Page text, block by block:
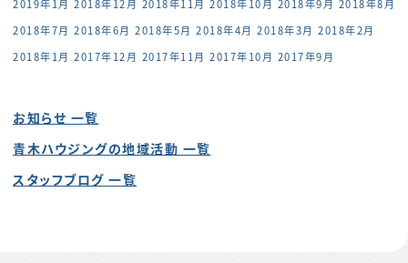
2019年1月 2018年12月 2018年11月 2018年10月 2018年9月 2018年8月
2018年7月 2018年6月 2018年5月 2018年4月 2018年3月 2018年2月
2018年1月 2017年12月 2017年11月 2017年10月 2017年9月
お知らせ 一覧
青木ハウジングの地域活動 一覧
スタッフブログ 一覧